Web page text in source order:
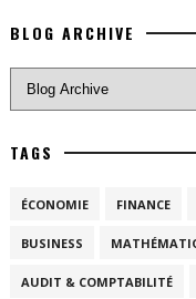
BLOG ARCHIVE
TAGS
ÉCONOMIE FINANCE
BUSINESS
AUDIT & COMPTABILITÉ